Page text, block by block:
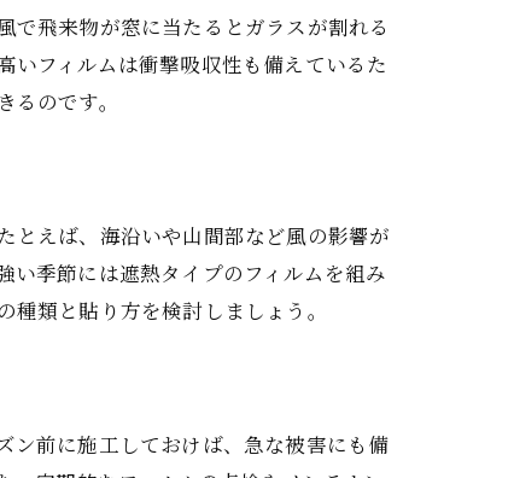
で飛来物が窓に当たるとガラスが割れる
いフィルムは衝撃吸収性も備えているた
のです。
とえば、海沿いや山間部など風の影響が
季節には遮熱タイプのフィルムを組み
類と貼り方を検討しましょう。
ン前に施工しておけば、急な被害にも備